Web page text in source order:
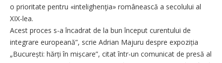
o prioritate pentru «intelighenţia» românească a secolului al
XIX-lea.
Acest proces s-a încadrat de la bun început curentului de
integrare europeană”, scrie Adrian Majuru despre expoziția
„Bucu­rești: hărți în mișcare”, citat într-un comunicat de presă al